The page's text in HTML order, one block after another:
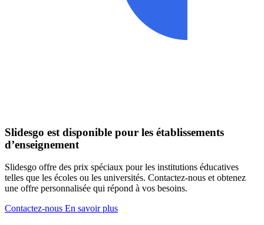
Slidesgo est disponible pour les établissements
d’enseignement
Slidesgo offre des prix spéciaux pour les institutions éducatives
telles que les écoles ou les universités. Contactez-nous et obtenez
une offre personnalisée qui répond à vos besoins.
Contactez-nous En savoir plus